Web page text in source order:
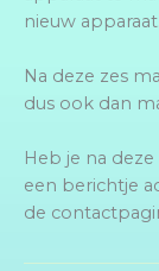
nieuw apparaat.
Na deze zes
dus ook dan
Heb je na
een berichtje
de